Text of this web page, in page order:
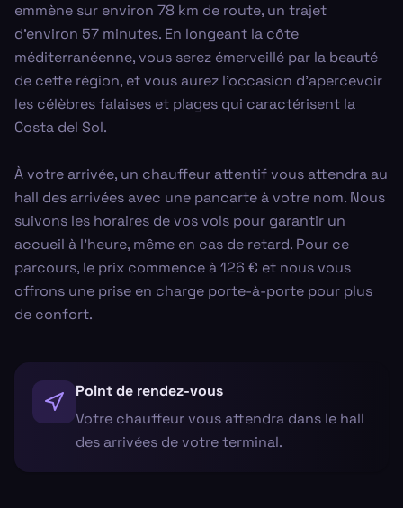
emmène sur environ 78 km de route, un trajet
d'environ 57 minutes. En longeant la côte
méditerranéenne, vous serez émerveillé par la beauté
de cette région, et vous aurez l'occasion d’apercevoir
les célèbres falaises et plages qui caractérisent la
Costa del Sol.
À votre arrivée, un chauffeur attentif vous attendra au
hall des arrivées avec une pancarte à votre nom. Nous
suivons les horaires de vos vols pour garantir un
accueil à l’heure, même en cas de retard. Pour ce
parcours, le prix commence à 126 € et nous vous
offrons une prise en charge porte-à-porte pour plus
de confort.
Point de rendez-vous
Votre chauffeur vous attendra dans le hall
des arrivées de votre terminal.